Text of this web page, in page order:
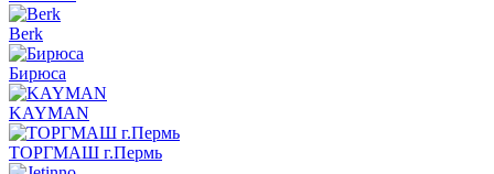
Berk
Бирюса
KAYMAN
ТОРГМАШ г.Пермь